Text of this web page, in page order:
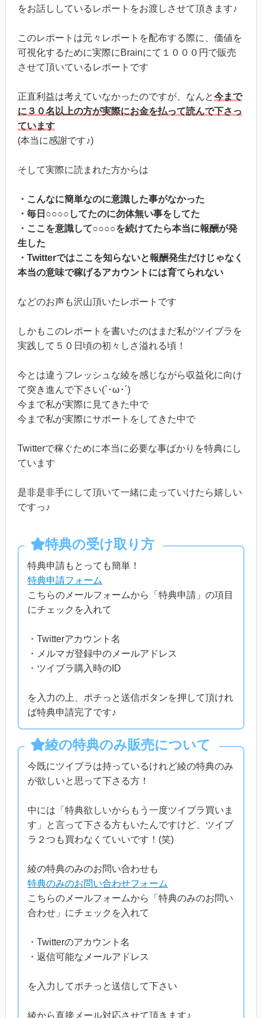
をお話ししているレポートをお渡しさせて頂きます♪
このレポートは元々レポートを配布する際に、価値を
可視化するために実際にBrainにて１０００円で販売
させて頂いているレポートです
正直利益は考えていなかったのですが、なんと今まで
に３０名以上の方が実際にお金を払って読んで下さっ
ています
(本当に感謝です♪)
そして実際に読まれた方からは
・こんなに簡単なのに意識した事がなかった
・毎日○○○○してたのに勿体無い事をしてた
・ここを意識して○○○○を続けてたら本当に報酬が発
生した
・Twitterではここを知らないと報酬発生だけじゃなく
本当の意味で稼げるアカウントには育てられない
などのお声も沢山頂いたレポートです
しかもこのレポートを書いたのはまだ私がツイブラを
実践して５０日頃の初々しさ溢れる頃！
今とは違うフレッシュな綾を感じながら収益化に向け
て突き進んで下さい(`･ω･´)
今まで私が実際に見てきた中で
今まで私が実際にサポートをしてきた中で
Twitterで稼ぐために本当に必要な事ばかりを特典にし
ています
是非是非手にして頂いて一緒に走っていけたら嬉しい
ですっ♪
特典の受け取り方
特典申請もとっても簡単！
特典申請フォーム
こちらのメールフォームから「特典申請」の項目
にチェックを入れて
・Twitterアカウント名
・メルマガ登録中のメールアドレス
・ツイブラ購入時のID
を入力の上、ポチっと送信ボタンを押して頂けれ
ば特典申請完了です♪
綾の特典のみ販売について
今既にツイブラは持っているけれど綾の特典のみ
が欲しいと思って下さる方！
中には「特典欲しいからもう一度ツイブラ買いま
す」と言って下さる方もいたんですけど、ツイブ
ラ２つも買わなくていいです！(笑)
綾の特典のみのお問い合わせも
特典のみのお問い合わせフォーム
こちらのメールフォームから「特典のみのお問い
合わせ」にチェックを入れて
・Twitterのアカウント名
・返信可能なメールアドレス
を入力してポチっと送信して下さい
綾から直接メール対応させて頂きます♪